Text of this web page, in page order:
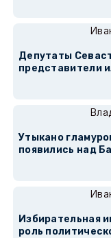
Депутаты
представители
Утыкано
появились над
Избирательная
роль